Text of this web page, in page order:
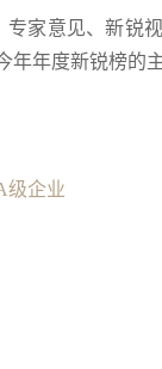
家意见、新锐
年度新锐榜的主
级企业